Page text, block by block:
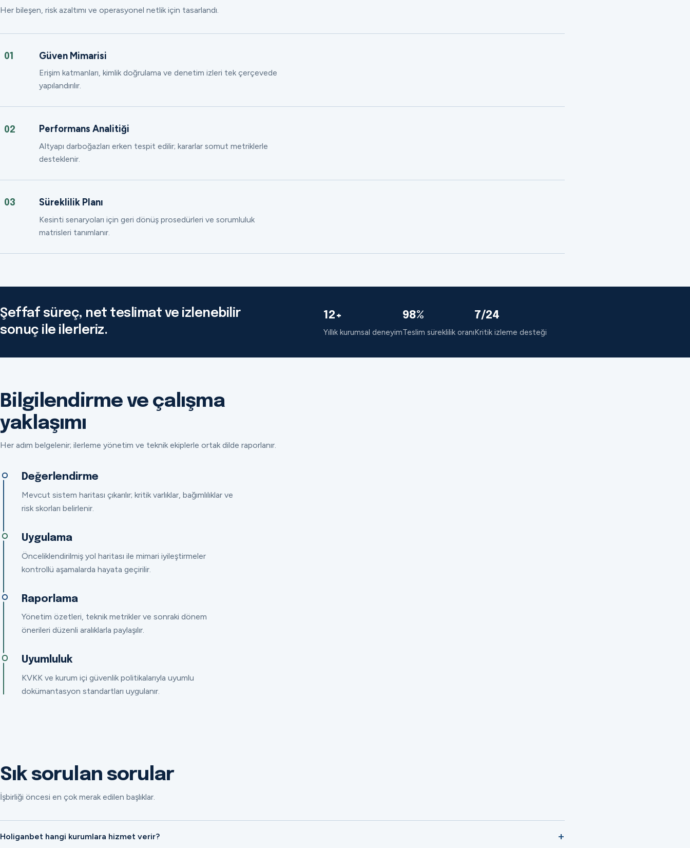
Her bileşen, risk azaltımı ve operasyonel netlik için tasarlandı.
01 Güven Mimarisi
Erişim katmanları, kimlik doğrulama ve denetim izleri tek çerçevede
yapılandırılır.
02 Performans Analitiği
Altyapı darboğazları erken tespit edilir; kararlar somut metriklerle
desteklenir.
03 Süreklilik Planı
Kesinti senaryoları için geri dönüş prosedürleri ve sorumluluk
matrisleri tanımlanır.
Şeffaf süreç, net teslimat ve izlenebilir
sonuç ile ilerleriz.
12+
Yıllık kurumsal deneyim
98%
Teslim süreklilik oranı
7/24
Kritik izleme desteği
Bilgilendirme ve çalışma
yaklaşımı
Her adım belgelenir; ilerleme yönetim ve teknik ekiplerle ortak dilde raporlanır.
Değerlendirme
Mevcut sistem haritası çıkarılır; kritik varlıklar, bağımlılıklar ve
risk skorları belirlenir.
Uygulama
Önceliklendirilmiş yol haritası ile mimari iyileştirmeler
kontrollü aşamalarda hayata geçirilir.
Raporlama
Yönetim özetleri, teknik metrikler ve sonraki dönem
önerileri düzenli aralıklarla paylaşılır.
Uyumluluk
KVKK ve kurum içi güvenlik politikalarıyla uyumlu
dokümantasyon standartları uygulanır.
Sık sorulan sorular
İşbirliği öncesi en çok merak edilen başlıklar.
Holiganbet hangi kurumlara hizmet verir?